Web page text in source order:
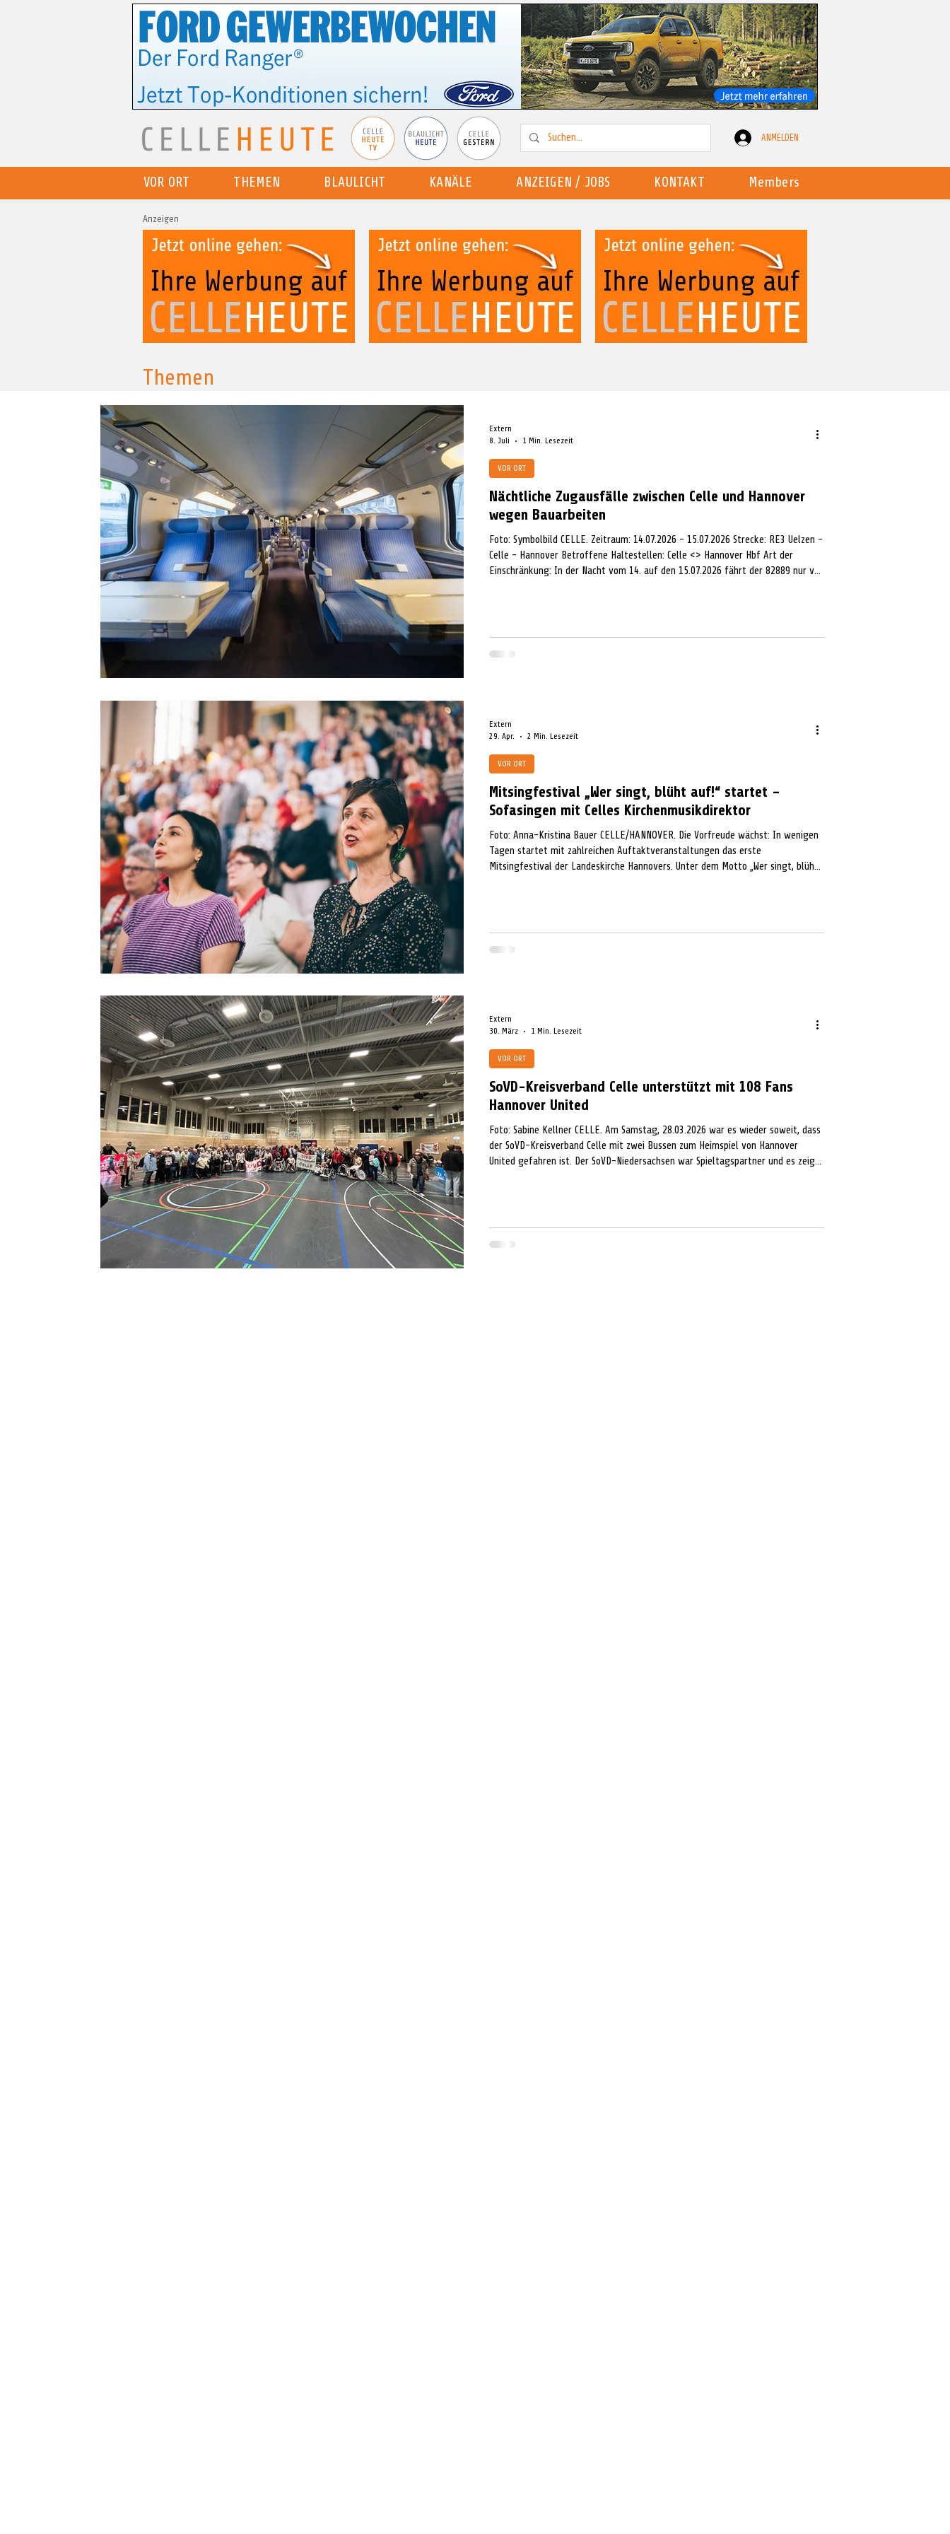
ANMELDEN
VOR ORT THEMEN BLAULICHT KANÄLE ANZEIGEN / JOBS KONTAKT Members
Anzeigen
Themen
Nächtliche Zugausfälle zwischen Celle und Hannover
wegen Bauarbeiten
Foto: Symbolbild CELLE. Zeitraum: 14.07.2026 - 15.07.2026 Strecke: RE3 Uelzen -
Celle - Hannover Betroffene Haltestellen: Celle <> Hannover Hbf Art der
Einschränkung: In der Nacht vom 14. auf den 15.07.2026 fährt der 82889 nur von
VOR ORT
Extern
8. Juli
1 Min. Lesezeit
Mitsingfestival „Wer singt, blüht auf!“ startet –
Sofasingen mit Celles Kirchenmusikdirektor
Foto: Anna-Kristina Bauer CELLE/HANNOVER. Die Vorfreude wächst: In wenigen
Tagen startet mit zahlreichen Auftaktveranstaltungen das erste
Mitsingfestival der Landeskirche Hannovers. Unter dem Motto „Wer singt, blüht
VOR ORT
Extern
29. Apr.
2 Min. Lesezeit
SoVD-Kreisverband Celle unterstützt mit 108 Fans
Hannover United
Foto: Sabine Kellner CELLE. Am Samstag, 28.03.2026 war es wieder soweit, dass
der SoVD-Kreisverband Celle mit zwei Bussen zum Heimspiel von Hannover
United gefahren ist. Der SoVD-Niedersachsen war Spieltagspartner und es zeigte
VOR ORT
Extern
30. März
1 Min. Lesezeit